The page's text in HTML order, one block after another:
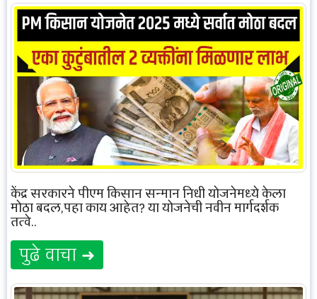
केंद्र सरकारने पीएम किसान सन्मान निधी योजनेमध्ये केला
मोठा बदल,पहा काय आहेत? या योजनेची नवीन मार्गदर्शक
तत्वे..
पुढे वाचा ➜